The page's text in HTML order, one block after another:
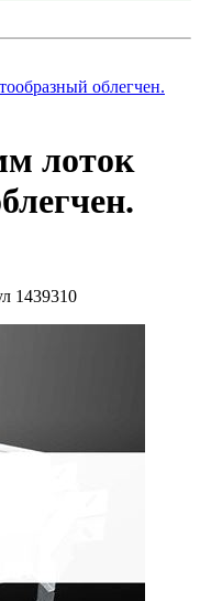
облегчен.
лоток
1439310